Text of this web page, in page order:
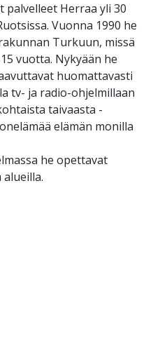
palvelleet Herraa yli 30
Vuonna 1990 he
Turkuun, missä
vuotta. Nykyään he
huomattavasti
tv- ja radio-ohjelmillaan
taivaasta -
elämän monilla
he opettavat